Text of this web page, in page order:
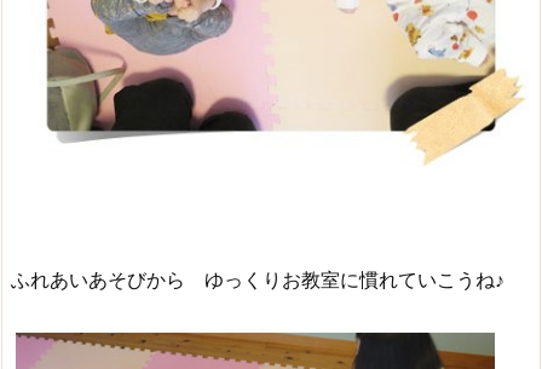
ふれあいあそびから ゆっくりお教室に慣れていこうね♪